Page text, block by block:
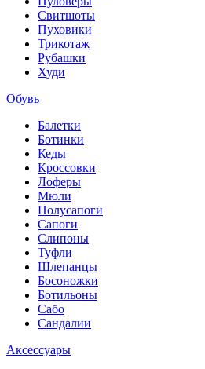
Свитшоты
Пуховики
Трикотаж
Рубашки
Худи
Обувь
Балетки
Ботинки
Кеды
Кроссовки
Лоферы
Мюли
Полусапоги
Сапоги
Слипоны
Туфли
Шлепанцы
Босоножки
Ботильоны
Сабо
Сандалии
Аксессуары